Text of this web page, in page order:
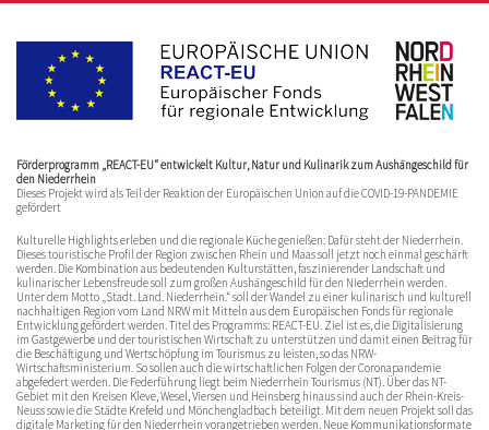
Förderprogramm „REACT-EU“ entwickelt Kultur, Natur und Kulinarik zum Aushängeschild für
den Niederrhein
Dieses Projekt wird als Teil der Reaktion der Europäischen Union auf die COVID-19-PANDEMIE
gefördert
Kulturelle Highlights erleben und die regionale Küche genießen: Dafür steht der Niederrhein.
Dieses touristische Profil der Region zwischen Rhein und Maas soll jetzt noch einmal geschärft
werden. Die Kombination aus bedeutenden Kulturstätten, faszinierender Landschaft und
kulinarischer Lebensfreude soll zum großen Aushängeschild für den Niederrhein werden.
Unter dem Motto „Stadt. Land. Niederrhein.“ soll der Wandel zu einer kulinarisch und kulturell
nachhaltigen Region vom Land NRW mit Mitteln aus dem Europäischen Fonds für regionale
Entwicklung gefördert werden. Titel des Programms: REACT-EU. Ziel ist es, die Digitalisierung
im Gastgewerbe und der touristischen Wirtschaft zu unterstützen und damit einen Beitrag für
die Beschäftigung und Wertschöpfung im Tourismus zu leisten, so das NRW-
Wirtschaftsministerium. So sollen auch die wirtschaftlichen Folgen der Coronapandemie
abgefedert werden. Die Federführung liegt beim Niederrhein Tourismus (NT). Über das NT-
Gebiet mit den Kreisen Kleve, Wesel, Viersen und Heinsberg hinaus sind auch der Rhein-Kreis-
Neuss sowie die Städte Krefeld und Mönchengladbach beteiligt. Mit dem neuen Projekt soll das
digitale Marketing für den Niederrhein vorangetrieben werden. Neue Kommunikationsformate